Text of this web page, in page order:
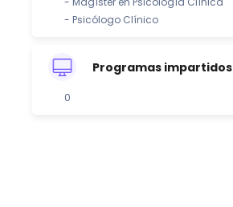
- Psicólogo Clínico
Programas impartidos
0